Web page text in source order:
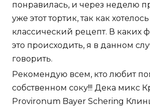
понравилась, и через неделю
уже этот тортик, так как
классический рецепт. В каких
это происходить, я в данном
говорить.
Рекомендую всем, кто любит
собственном соку!!! Дека микс
Provironum Bayer Schering